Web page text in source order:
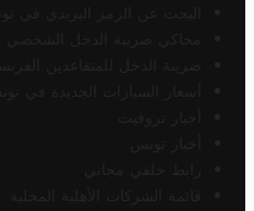
البحث عن الرمز البريدي في
محاكي ضريبة الدخل الشخصي
ضريبة الدخل للمتقاعدين
أسعار السيارات الجديدة في
أخبار تروفيت
أخبار تونس
رابط خلفي مجاني
قائمة الشركات الأهلية المحلية